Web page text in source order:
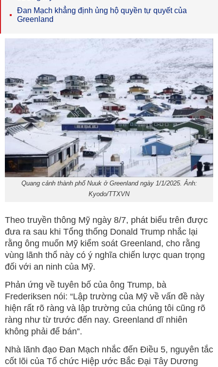
Đan Mạch khẳng định ủng hộ quyền tự quyết của
Greenland
Quang cảnh thành phố Nuuk ở Greenland ngày 1/1/2025. Ảnh:
Kyodo/TTXVN
Theo truyền thông Mỹ ngày 8/7, phát biểu trên được
đưa ra sau khi Tổng thống Donald Trump nhắc lại
rằng ông muốn Mỹ kiểm soát Greenland, cho rằng
vùng lãnh thổ này có ý nghĩa chiến lược quan trọng
đối với an ninh của Mỹ.
Phản ứng về tuyên bố của ông Trump, bà
Frederiksen nói: “Lập trường của Mỹ về vấn đề này
hiện rất rõ ràng và lập trường của chúng tôi cũng rõ
ràng như từ trước đến nay. Greenland dĩ nhiên
không phải để bán”.
Nhà lãnh đạo Đan Mạch nhắc đến Điều 5, nguyên tắc
cốt lõi của Tổ chức Hiệp ước Bắc Đại Tây Dương